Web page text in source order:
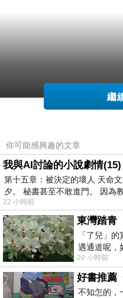
繼
你可能感興趣的文章
我與AI討論的小說劇情(15)
第十五章：被決定的壞人 天命
夕。 秘書甚至不敢進門。 因為
22 小時前
東灣踏青
「了兒」
遇通道呢，
細賞。
20 小時前
不知怎的，